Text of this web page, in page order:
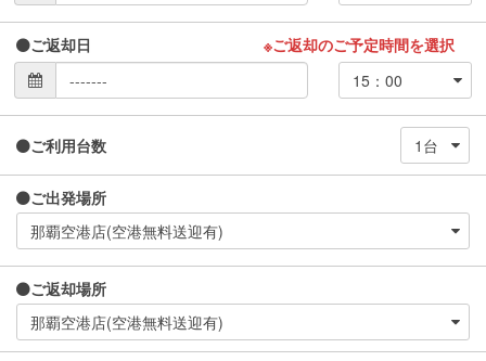
ご返却日 ※ご返却のご予定時間を選択
ご利用台数
ご出発場所
ご返却場所